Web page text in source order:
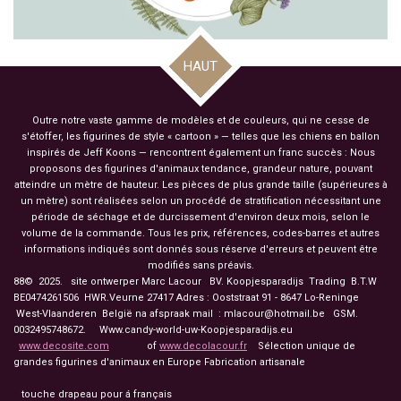
HAUT
Outre notre vaste gamme de modèles et de couleurs, qui ne cesse de
s'étoffer, les figurines de style « cartoon » — telles que les chiens en ballon
inspirés de Jeff Koons — rencontrent également un franc succès : Nous
proposons des figurines d'animaux tendance, grandeur nature, pouvant
atteindre un mètre de hauteur. Les pièces de plus grande taille (supérieures à
un mètre) sont réalisées selon un procédé de stratification nécessitant une
période de séchage et de durcissement d'environ deux mois, selon le
volume de la commande. Tous les prix, références, codes-barres et autres
informations indiqués sont donnés sous réserve d'erreurs et peuvent être
modifiés sans préavis.
88© 2025. site ontwerper Marc Lacour BV. Koopjesparadijs Trading
B.T.W
BE0474261506 HWR.Veurne 27417 Adres : Ooststraat 91 - 8647 Lo-Reninge
West-Vlaanderen België na afspraak mail : mlacour@hotmail.be GSM.
0032495748672. Www.candy-world-uw-Koopjesparadijs.eu
www.decosite.com of www.decolacour.fr Sélection unique de
grandes figurines d'animaux en Europe Fabrication artisanale
touche drapeau pour á français